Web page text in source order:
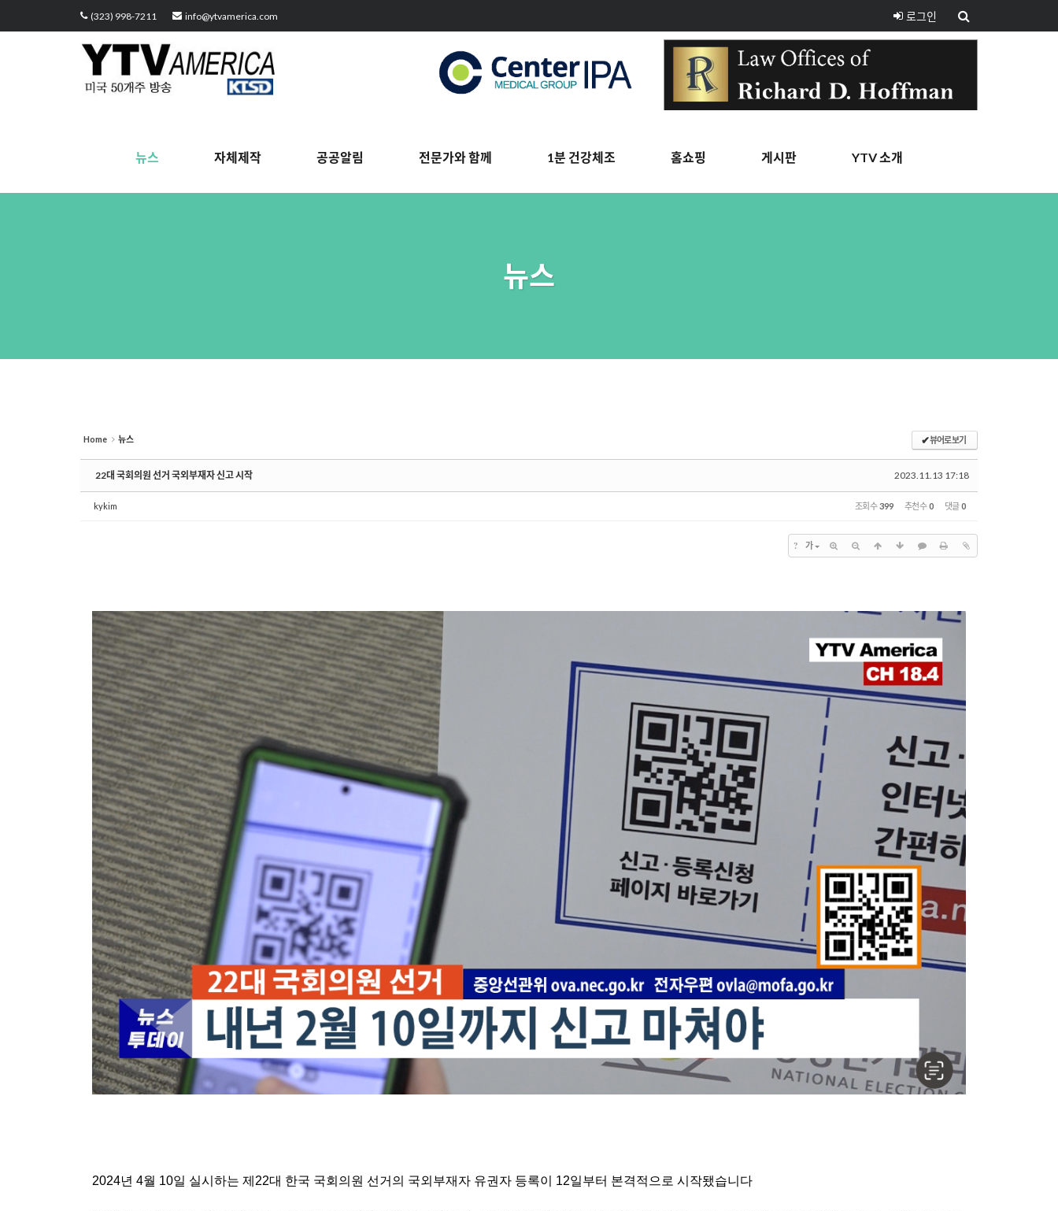
(323) 998-7211 info@ytvamerica.com 로그인
뉴스 자체제작 공공알림 전문가와 함께 1분 건강체조 홈쇼핑 게시판 YTV 소개
뉴스
Home 뉴스 ✔뷰어로 보기
2023.11.13 17:18
22대 국회의원 선거 국외부재자 신고 시작
kykim 조회 수399 추천 수0 댓글0
? 가
2024년 4월 10일 실시하는 제 22대 한국 국회의원 선거의 국외부재자 유권자 등록이 12일부터 본격적으로 시작됐습니다